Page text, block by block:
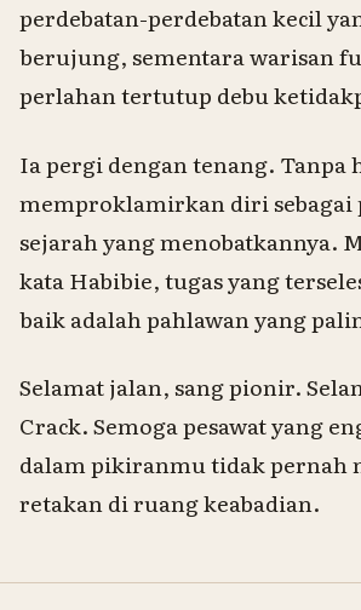
perdebatan-perdebatan kecil
berujung, sementara warisan
perlahan tertutup debu
Ia pergi dengan tenang. Tanpa
memproklamirkan diri sebagai
sejarah yang menobatkannya.
kata Habibie,tugas yang
baik adalah pahlawan yang
Selamat jalan, sang pionir.
Crack. Semoga pesawat yang
dalam pikiranmu tidak pernah
retakan di ruang keabadian.